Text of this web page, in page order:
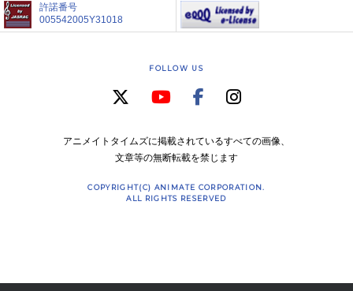
許諾番号
005542005Y31018
FOLLOW US
アニメイトタイムズに掲載されているすべての画像、
文章等の無断転載を禁じます
COPYRIGHT(C) ANIMATE CORPORATION.
ALL RIGHTS RESERVED